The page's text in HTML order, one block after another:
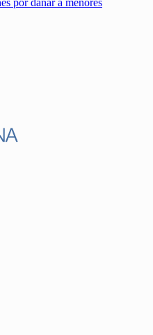
por dañar a menores